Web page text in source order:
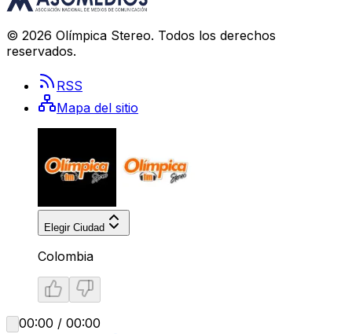
© 2026 Olímpica Stereo. Todos los derechos
reservados.
RSS
Mapa del sitio
Elegir Ciudad
Colombia
00:00 / 00:00